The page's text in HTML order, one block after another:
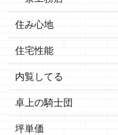
住み心地
住宅性能
内覧してる
卓上の騎士団
坪単価